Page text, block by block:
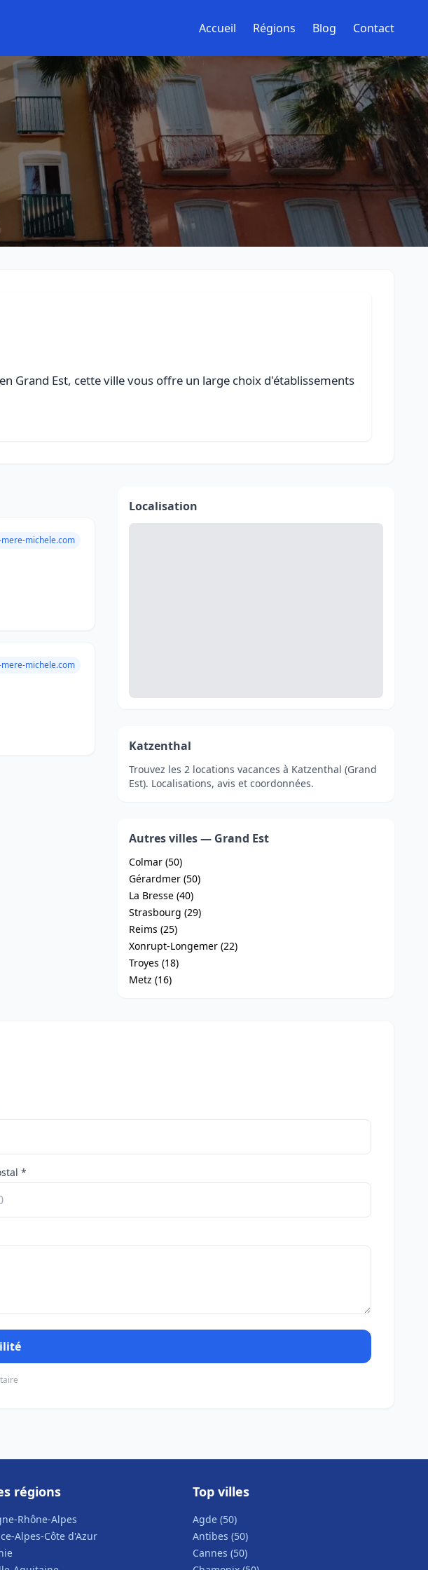
Accueil Régions Blog Contact
Grand Est, cette ville vous offre un large choix d'établissements
michele.com
michele.com
Localisation
Katzenthal
Trouvez les 2 locations vacances à Katzenthal (Grand
Est). Localisations, avis et coordonnées.
Autres villes — Grand Est
Colmar (50)
Gérardmer (50)
La Bresse (40)
Strasbourg (29)
Reims (25)
Xonrupt-Longemer (22)
Troyes (18)
Metz (16)
*
régions
Rhône-Alpes
Alpes-Côte d'Azur
Top villes
Agde (50)
Antibes (50)
Cannes (50)